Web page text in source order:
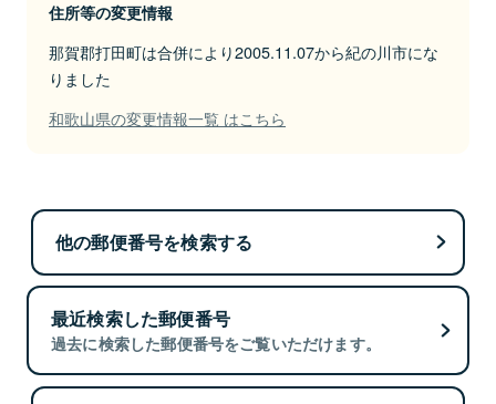
住所等の変更情報
那賀郡打田町は合併により2005.11.07から紀の川市にな
りました
和歌山県の変更情報一覧 はこちら
他の郵便番号を検索する
最近検索した郵便番号
過去に検索した郵便番号をご覧いただけます。